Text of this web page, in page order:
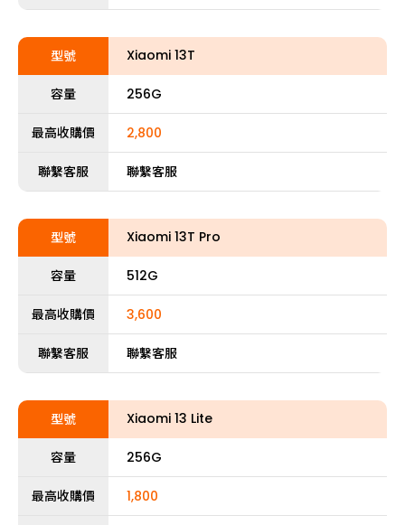
型號 Xiaomi 13T
容量 256G
最高收購價 2,800
聯繫客服 聯繫客服
型號 Xiaomi 13T Pro
容量 512G
最高收購價 3,600
聯繫客服 聯繫客服
型號 Xiaomi 13 Lite
容量 256G
最高收購價 1,800